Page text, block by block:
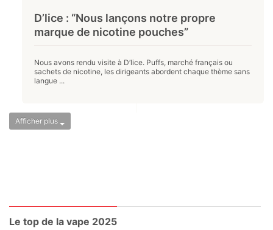
D’lice : “Nous lançons notre propre
marque de nicotine pouches”
Nous avons rendu visite à D’lice. Puffs, marché français ou
sachets de nicotine, les dirigeants abordent chaque thème sans
langue ...
Afficher plus
Le top de la vape 2025